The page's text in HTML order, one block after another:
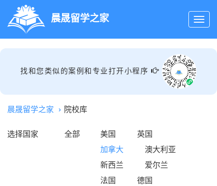
晨晟留学之家
找和您类似的案例和专业打开小程序
晨晟留学之家 院校库
选择国家 全部 美国
英国
加拿大
澳大利亚
新西兰
爱尔兰
法国
德国